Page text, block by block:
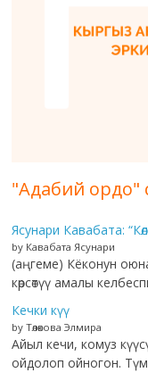
"Адабий ордо"
Ясунари Кавабата:
by Кавабата Ясунари
(аңгеме) Кёконун оюна
көрсөтүү амалы
Кечки күү
by Төлөкова Элмира
Айыл кечи, комуз
ойдолоп ойногон.